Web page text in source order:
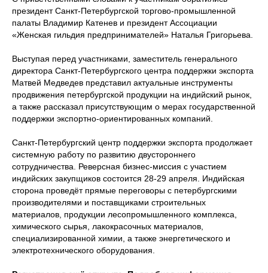
президент Санкт-Петербургской торгово-промышленной
палаты Владимир Катенев и президент Ассоциации
«Женская гильдия предпринимателей» Наталья Григорьева.
Выступая перед участниками, заместитель генерального
директора Санкт-Петербургского центра поддержки экспорта
Матвей Медведев представил актуальные инструменты
продвижения петербургской продукции на индийский рынок,
а также рассказал присутствующим о мерах государственной
поддержки экспортно-ориентированных компаний.
Санкт-Петербургский центр поддержки экспорта продолжает
системную работу по развитию двустороннего
сотрудничества. Реверсная бизнес-миссия с участием
индийских закупщиков состоится 28-29 апреля. Индийская
сторона проведёт прямые переговоры с петербургскими
производителями и поставщиками строительных
материалов, продукции лесопромышленного комплекса,
химического сырья, лакокрасочных материалов,
специализированной химии, а также энергетического и
электротехнического оборудования.